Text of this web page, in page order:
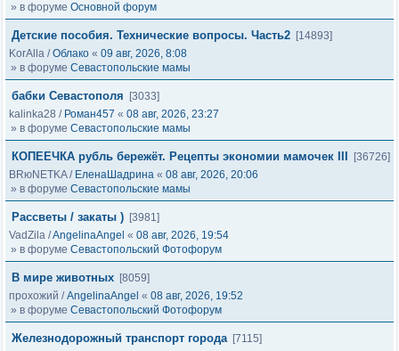
» в форуме Основной форум
Детские пособия. Технические вопросы. Часть2 [14893]
KorAlla /Облако « 09 авг, 2026, 8:08
» в форуме Севастопольские мамы
бабки Севастополя
[3033]
kalinka28 / Роман457 « 08 авг, 2026, 23:27
» в форуме Севастопольские мамы
КОПЕЕЧКА рубль бережёт. Рецепты экономии мамочек III
[36726]
BRюNETKA/ ЕленаШадрина « 08 авг, 2026, 20:06
» в форуме Севастопольские мамы
Рассветы / закаты ) [3981]
VadZila /AngelinaAngel « 08 авг, 2026, 19:54
» в форуме Севастопольский Фотофорум
В мире животных [8059]
прохожий /AngelinaAngel « 08 авг, 2026, 19:52
» в форуме Севастопольский Фотофорум
Железнодорожный транспорт города [7115]